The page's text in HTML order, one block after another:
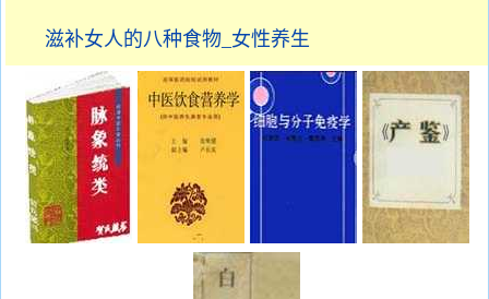
滋补女人的八种食物_女性养生